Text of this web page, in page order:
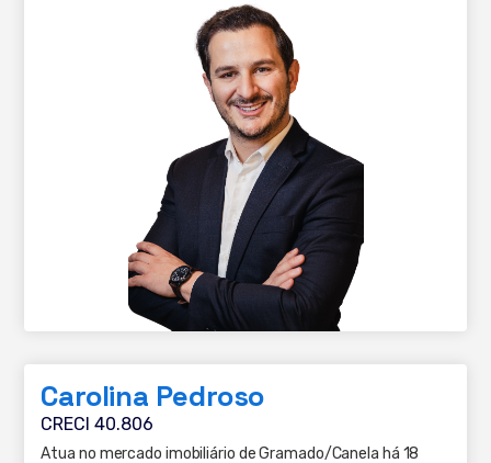
Carolina Pedroso
CRECI 40.806
Atua no mercado imobiliário de Gramado/Canela há 18